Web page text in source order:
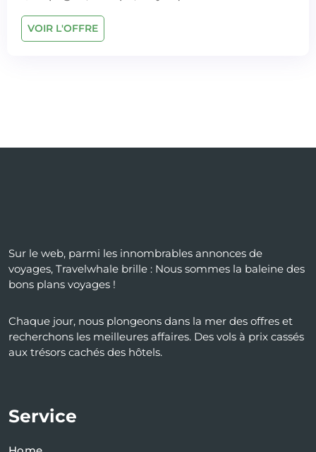
VOIR L'OFFRE
Sur le web, parmi les innombrables annonces de
voyages, Travelwhale brille : Nous sommes la baleine des
bons plans voyages !
Chaque jour, nous plongeons dans la mer des offres et
recherchons les meilleures affaires. Des vols à prix cassés
aux trésors cachés des hôtels.
Service